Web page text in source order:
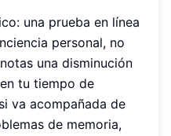
una prueba en línea
personal, no
una disminución
tu tiempo de
va acompañada de
de memoria,